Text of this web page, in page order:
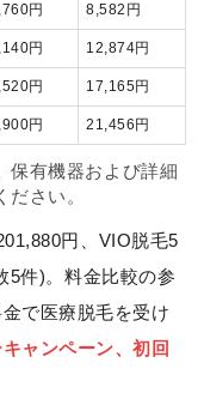
円 8,582円
円 12,874円
円 17,165円
円 21,456円
保有機器および詳細
さい。
円、VIO脱毛5
5件)。料金比較の参
で医療脱毛を受け
ャンペーン、初回